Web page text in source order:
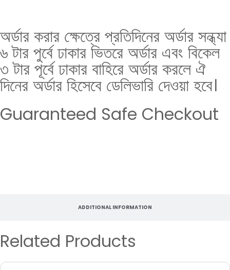
অর্ডার করার ক্ষেত্রে প্রতিদিনের অর্ডার সন্ধ্যা
৬ টার পুর্বে ঢাকার ভিতরে অর্ডার এবং বিকেল
৩ টার পূর্বে ঢাকার বাহিরে অর্ডার করলে ঐ
দিনের অর্ডার হিসেবে ডেলিভারি দেওয়া হবে।
Guaranteed Safe Checkout
ADDITIONAL INFORMATION
Related Products